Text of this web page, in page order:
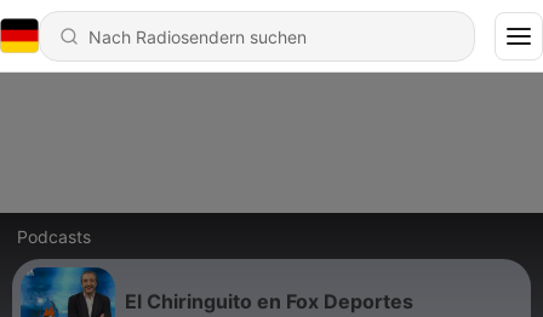
Podcasts
El Chiringuito en Fox Deportes